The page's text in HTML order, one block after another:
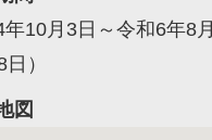
年10月3日～令和6年8
日）
図